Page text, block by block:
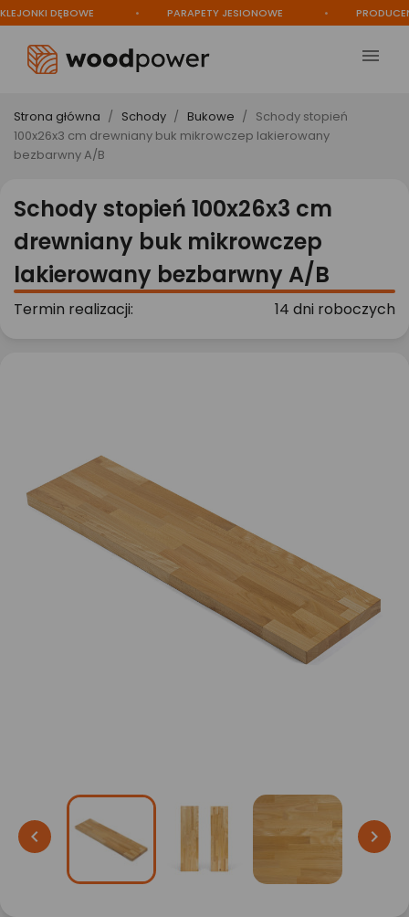
DĘBOWE PARAPETY JESIONOWE PRODUCENT

Strona główna Schody Bukowe
Schody stopień
100x26x3 cm drewniany buk mikrowczep lakierowany
bezbarwny A/B
Schody stopień 100x26x3 cm
drewniany buk mikrowczep
lakierowany bezbarwny A/B
Termin realizacji: 14 dni roboczych
 